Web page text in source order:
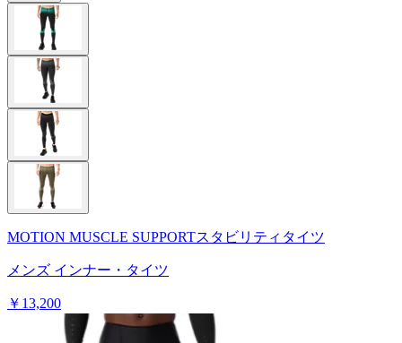
MOTION MUSCLE SUPPORTスタビリティタイツ
メンズ インナー・タイツ
￥13,200